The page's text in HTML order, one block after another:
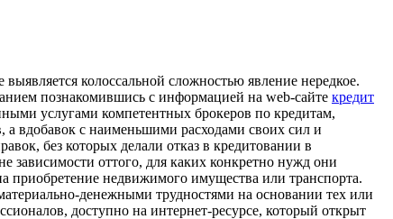
колоссальной сложностью явление нередкое.
познакомившись с информацией на web-сайте кредит
услугами компетентных брокеров по кредитам,
а вдобавок с наименьшими расходами своих сил и
без которых делали отказ в кредитовании в
зависимости оттого, для каких конкретно нужд они
приобретение недвижимого имущества или транспорта.
денежными трудностями на основании тех или
доступно на интернет-ресурсе, который открыт